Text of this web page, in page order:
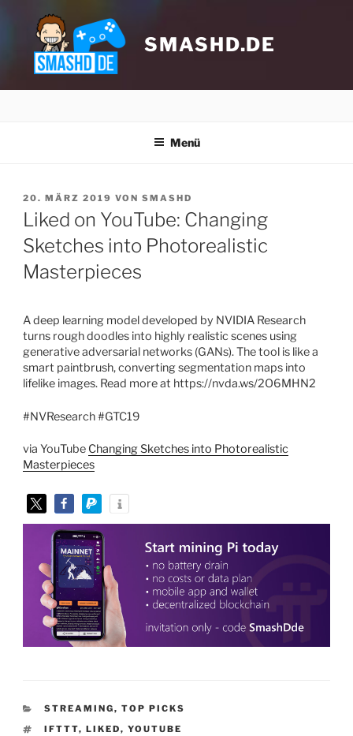
springen
SMASHD.DE
Menü
VERÖFFENTLICHT
20. MÄRZ 2019 VON SMASHD
Liked on YouTube: Changing
Sketches into Photorealistic
Masterpieces
Klicke hier, um Marketing-Cookies zu
aktivieren
A deep learning model developed by NVIDIA Research
turns rough doodles into highly realistic scenes using
generative adversarial networks (GANs). The tool is like a
smart paintbrush, converting segmentation maps into
lifelike images. Read more at https://nvda.ws/2O6MHN2
#NVResearch #GTC19
via YouTube Changing Sketches into Photorealistic
Masterpieces
KATEGORIEN
STREAMING,TOP PICKS
SCHLAGWÖRTER
IFTTT,LIKED,YOUTUBE